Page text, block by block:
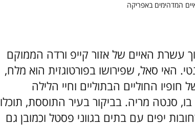
עשרת האיים של אזור קייפ ורדה הממוקם
האי סאל, שפירושו בפורטוגזית הוא מלח,
החוליים הבתוליים וחיי הלילה
סנטה מריה. בביקור בעיר התוססת, תוכלו
יפים עם בתים בגווני פסטל וכמובן גם